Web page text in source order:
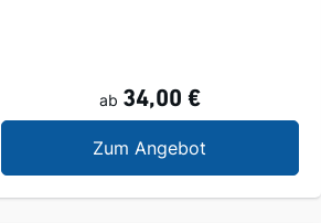
ab 34,00 €
Zum Angebot